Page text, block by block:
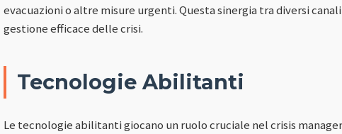
evacuazioni o altre misure urgenti. Questa sinergia tra diversi
gestione efficace delle crisi.
Tecnologie Abilitanti
Le tecnologie abilitanti giocano un ruolo cruciale nel crisis